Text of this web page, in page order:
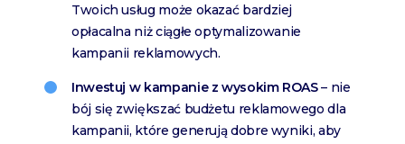
Twoich usług może okazać bardziej
opłacalna niż ciągłe optymalizowanie
kampanii reklamowych.
Inwestuj w kampanie z wysokim ROAS– nie
bój się zwiększać budżetu reklamowego dla
kampanii, które generują dobre wyniki, aby